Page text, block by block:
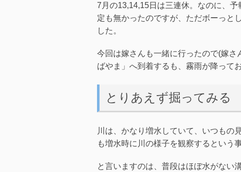
7月の13,14,15日は三連休。なのに、
定も無かったのですが、ただボーっと
した。
今回は嫁さんも一緒に行ったので(嫁
ばやま」へ到着するも、霧雨が降って
とりあえず掘ってみる
川は、かなり増水していて、いつもの
も増水時に川の様子を観察するという
と言いますのは、普段はほぼ水がない